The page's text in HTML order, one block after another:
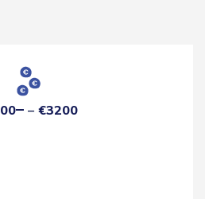
€3200